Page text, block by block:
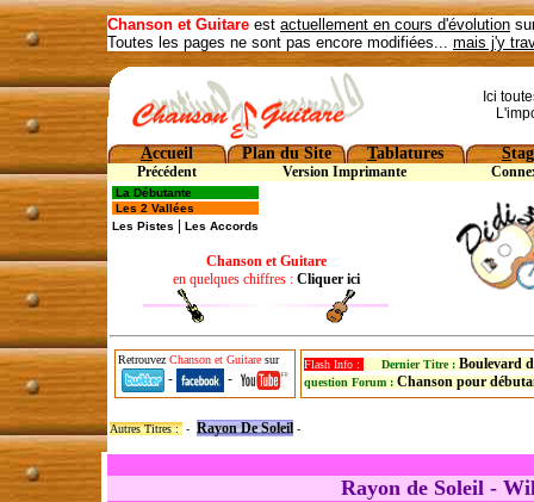
Chanson et Guitare est actuellement en cours d'évolution
Toutes les pages ne sont pas encore modifiées... mais j'y
Ici
Accueil Plan du Site Tablatures S
Précédent Version Imprimante
La Débutante
Les 2 Vallées
Les Pistes
Les Accords
Chanson et Guitare
en quelques chiffres : Cliquer ici
Retrouvez Chanson et Guitare sur
- -
Flash Info : Dernier Titre : Boulevard
question Forum : Chanson pour
Autres Titres : - Rayon De Soleil -
Rayon de Soleil -